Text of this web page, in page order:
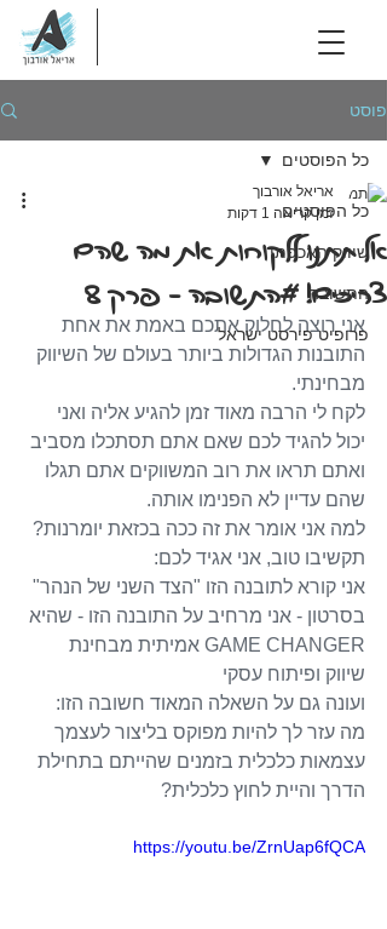
פוסט
כל הפוסטים
שיווק האכפתי
התשובה
פרופיט פירסט ישראל
כל הפוסטים
אל תתנו ללקוחות את מה שהם
צריכים! #התשובה – פרק 8
אריאל אורבוך
זמן קריאה 1 דקות
אני רוצה לחלוק אתכם באמת את אחת
התובנות הגדולות ביותר בעולם של השיווק
מבחינתי.
לקח לי הרבה מאוד זמן להגיע אליה ואני
יכול להגיד לכם שאם אתם תסתכלו מסביב
ואתם תראו את רוב המשווקים אתם תגלו
שהם עדיין לא הפנימו אותה.
למה אני אומר את זה ככה בכזאת יומרנות?
תקשיבו טוב, אני אגיד לכם:
אני קורא לתובנה הזו "הצד השני של הנהר"
בסרטון - אני מרחיב על התובנה הזו - שהיא
GAME CHANGER אמיתית מבחינת
שיווק ופיתוח עסקי
ועונה גם על השאלה המאוד חשובה הזו:
מה עזר לך להיות מפוקס בליצור לעצמך
עצמאות כלכלית בזמנים שהייתם בתחילת
הדרך והיית לחוץ כלכלית?
https://youtu.be/ZrnUap6fQCA